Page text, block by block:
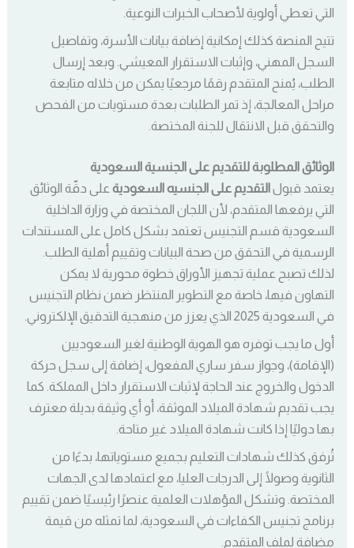
التي تعطي أولوية لأصحاب الخبرات النوعية.
تتيح المنصة كذلك إمكانية إضافة بيانات الأسرة، وتفاصيل
السجل المهني، وإثبات الاستقرار المعيشي. وبعد إرسال
الطلب، يُمنح المتقدم رقمًا مرجعيًا يمكن من خلاله متابعة
مراحل المعالجة، إذ تمر الطلبات بعدة مستويات من الفحص
والتحقق قبل الانتقال للجنة المختصة.
الوثائق المطلوبة للتقديم على الجنسية السعودية
يعتمد قبولالتقديم على الجنسيه السعودية على دقّة الوثائق
التي يرفعها المتقدم، لأن اللجان المختصة في وزارة الداخلية
السعودية قسم التجنيس تعتمد بشكل كامل على المستندات
الرسمية في التحقق من صحة البيانات وتقييم أهلية الطلب.
لذلك تصبح عملية تجهيز الأوراق خطوة محورية لا يمكن
التهاون فيها، خاصة مع التطوير المنتظر ضمن نظام التجنيس
في السعودية 2025 الذي يعزز من منهجية التدقيق الإلكتروني.
أول ما يجب توفره هو الهوية الوطنية لغير السعوديين
(الإقامة)، وجواز سفر ساري المفعول، إضافة إلى سجل حركة
الدخول والخروج عند الحاجة لإثبات الاستقرار داخل المملكة. كما
يجب تقديم شهادة الميلاد الموثقة، أو أي وثيقة بديلة معترف
بها دوليًا إذا كانت شهادة الميلاد غير متاحة.
تُرفق كذلك شهادات التعليم بجميع مستوياتها، بدءًا من
الثانوية وصولًا إلى الدرجات العليا، مع اعتمادها لدى الجهات
المختصة. وتشكل المؤهلات العلمية عنصرًا رئيسيًا ضمن تقييم
برنامج تجنيس الكفاءات في السعودية، لما تمثله من قيمة
مضافة لملف المتقدم.